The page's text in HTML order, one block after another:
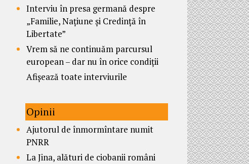
Interviu în presa germană despre
„Familie, Națiune și Credință în
Libertate”
Vrem să ne continuăm parcursul
european – dar nu în orice condiții
Afișează toate interviurile
Opinii
Ajutorul de înmormîntare numit
PNRR
La Jina, alături de ciobanii români